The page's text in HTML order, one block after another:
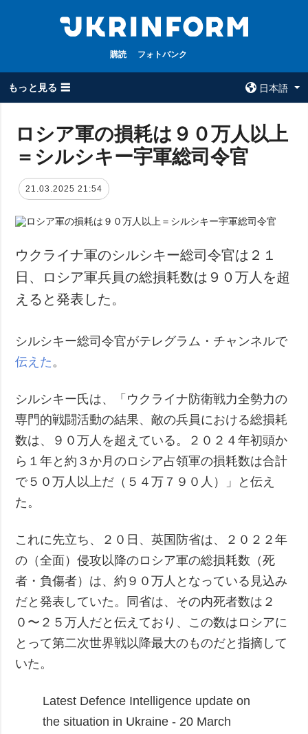
購読 フォトバンク
もっと見る ☰
日本語
全てのトピック
被占領地
政治
防衛
社会・文化
スポーツ
事故・緊急事態
ウクルインフォ
ルム
コンタクト
特集
インタビュー
写真
動画
購読
フォトバンク
ロシア軍の損耗は９０万人以上
＝シルシキー宇軍総司令官
21.03.2025 21:54
ウクライナ軍のシルシキー総司令官は２１
日、ロシア軍兵員の総損耗数は９０万人を超
えると発表した。
シルシキー総司令官がテレグラム・チャンネルで
伝えた 。
シルシキー氏は、「ウクライナ防衛戦力全勢力の
専門的戦闘活動の結果、敵の兵員における総損耗
数は、９０万人を超えている。２０２４年初頭か
ら１年と約３か月のロシア占領軍の損耗数は合計
で５０万人以上だ（５４万７９０人）」と伝え
た。
これに先立ち、２０日、英国防省は、２０２２年
の（全面）侵攻以降のロシア軍の総損耗数（死
者・負傷者）は、約９０万人となっている見込み
だと発表していた。同省は、その内死者数は２
０〜２５万人だと伝えており、この数はロシアに
とって第二次世界戦以降最大のものだと指摘して
いた。
Latest Defence Intelligence update on
the situation in Ukraine - 20 March